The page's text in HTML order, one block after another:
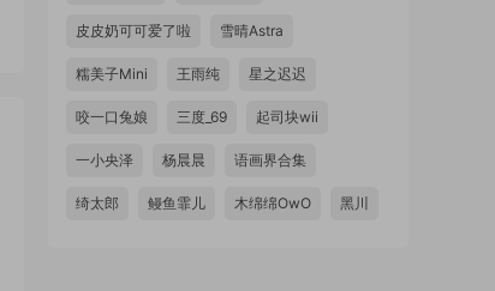
皮皮奶可可爱了啦 雪晴Astra
糯美子Mini 王雨纯 星之迟迟
咬一口兔娘 三度_69 起司块wii
一小央泽 杨晨晨 语画界合集
绮太郎 鳗鱼霏儿 木绵绵OwO 黑川